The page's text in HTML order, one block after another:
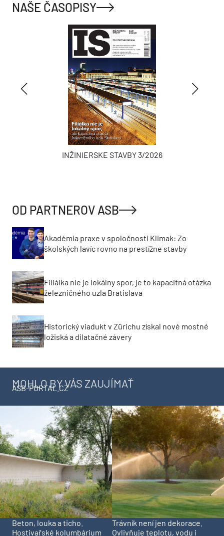
NAŠE ČASOPISY
INŽINIERSKE STAVBY 3/2026
OD PARTNEROV ASB
Akadémia praxe v spoločnosti Klimak: Zo
školských lavíc rovno na prestížne stavby
Filiálka nie je lokálny spor, je to kapacitná otázka
železničného uzla Bratislava
Historický viadukt v Zürichu získal nové mostné
ložiská a dilatačné závery
MOHLO BY VÁS ZAUJÍMAŤ
ASB-PORTAL.CZ
Beton, louka a ticho.
Hostivařské kolumbárium
Trávník není jen dekorace.
Ovlivňuje teplotu, vodu i